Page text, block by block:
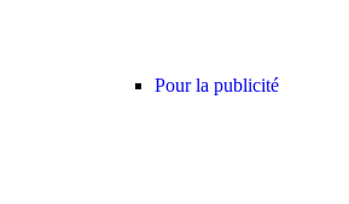
Pour la publicité